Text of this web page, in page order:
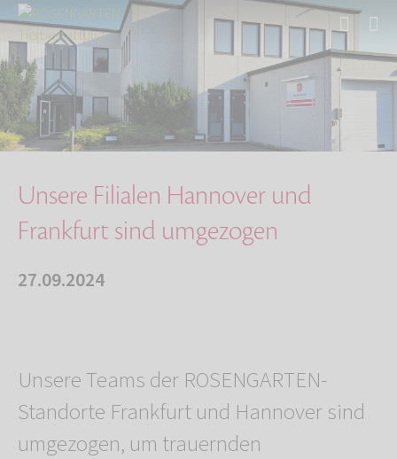
Start Über uns
Aktuelles
Unsere Filialen Hannover und Frankfurt sind u…
Unsere Filialen Hannover und
Frankfurt sind umgezogen
27.09.2024
Unsere Teams der ROSENGARTEN-
Standorte Frankfurt und Hannover sind
umgezogen, um trauernden